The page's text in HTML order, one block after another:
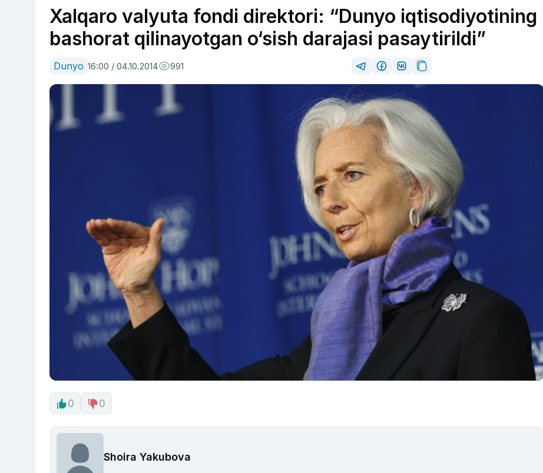
Xalqaro valyuta fondi direktori: “Dunyo iqtisodiyotining
bashorat qilinayotgan o‘sish darajasi pasaytirildi”
Dunyo 16:00 / 04.10.2014 991
0 0
Shoira Yakubova